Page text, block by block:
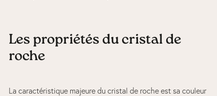
Les propriétés du cristal de
roche
La caractéristique majeure du cristal de roche est sa couleur